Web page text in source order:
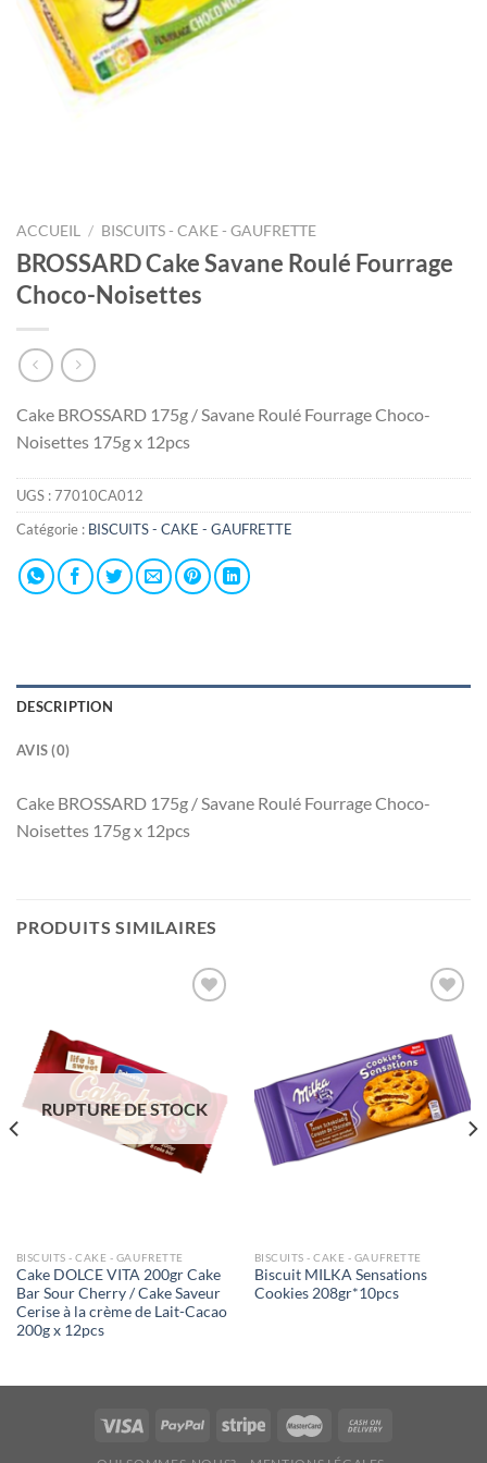
ACCUEIL / BISCUITS - CAKE - GAUFRETTE
BROSSARD Cake Savane Roulé Fourrage
Choco-Noisettes
Cake BROSSARD 175g / Savane Roulé Fourrage Choco-
Noisettes 175g x 12pcs
UGS :77010CA012
Catégorie : BISCUITS - CAKE - GAUFRETTE
DESCRIPTION
AVIS (0)
Cake BROSSARD 175g / Savane Roulé Fourrage Choco-
Noisettes 175g x 12pcs
PRODUITS SIMILAIRES
RUPTURE DE STOCK
BISCUITS - CAKE - GAUFRETTE
Cake DOLCE VITA 200gr Cake
Bar Sour Cherry / Cake Saveur
Cerise à la crème de Lait-Cacao
200g x 12pcs
à la liste
de
souhaits
BISCUITS - CAKE - GAUFRETTE
Biscuit MILKA Sensations
Cookies 208gr*10pcs